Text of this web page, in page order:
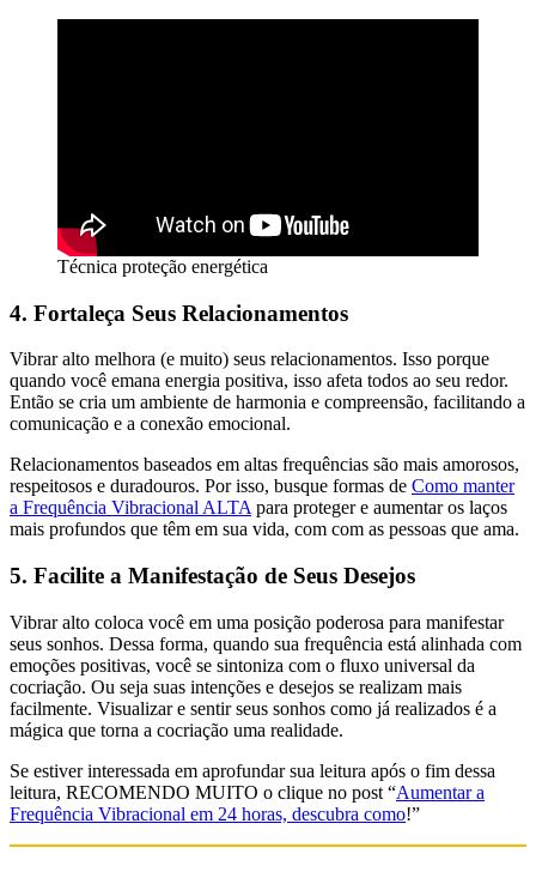
Técnica proteção energética
4. Fortaleça Seus Relacionamentos
Vibrar alto melhora (e muito) seus relacionamentos. Isso porque
quando você emana energia positiva, isso afeta todos ao seu redor.
Então se cria um ambiente de harmonia e compreensão, facilitando a
comunicação e a conexão emocional.
Relacionamentos baseados em altas frequências são mais amorosos,
respeitosos e duradouros. Por isso, busque formas de Como manter
a Frequência Vibracional ALTApara proteger e aumentar os laços
mais profundos que têm em sua vida, com com as pessoas que ama.
5. Facilite a Manifestação de Seus Desejos
Vibrar alto coloca você em uma posição poderosa para manifestar
seus sonhos. Dessa forma, quando sua frequência está alinhada com
emoções positivas, você se sintoniza com o fluxo universal da
cocriação. Ou seja suas intenções e desejos se realizam mais
facilmente. Visualizar e sentir seus sonhos como já realizados é a
mágica que torna a cocriação uma realidade.
Se estiver interessada em aprofundar sua leitura após o fim dessa
leitura, RECOMENDO MUITO o clique no post “Aumentar a
Frequência Vibracional em 24 horas, descubra como!”